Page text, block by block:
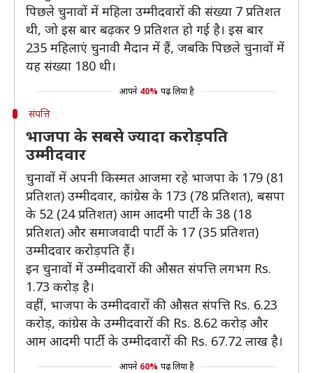
पिछले चुनावों में महिला उम्मीदवारों की संख्या 7 प्रतिशत
थी, जो इस बार बढ़कर 9 प्रतिशत हो गई है। इस बार
235 महिलाएं चुनावी मैदान में हैं, जबकि पिछले चुनावों में
यह संख्या 180 थी।
आपने 40% पढ़ लिया है
संपत्ति
भाजपा के सबसे ज्यादा करोड़पति
उम्मीदवार
चुनावों में अपनी किस्मत आजमा रहे भाजपा के 179 (81
प्रतिशत) उम्मीदवार, कांग्रेस के 173 (78 प्रतिशत), बसपा
के 52 (24 प्रतिशत) आम आदमी पार्टी के 38 (18
प्रतिशत) और समाजवादी पार्टी के 17 (35 प्रतिशत)
उम्मीदवार करोड़पति हैं।
इन चुनावों में उम्मीदवारों की औसत संपत्ति लगभग Rs.
1.73 करोड़ है।
वहीं, भाजपा के उम्मीदवारों की औसत संपत्ति Rs. 6.23
करोड़, कांग्रेस के उम्मीदवारों की Rs. 8.62 करोड़ और
आम आदमी पार्टी के उम्मीदवारों की Rs. 67.72 लाख है।
आपने 60% पढ़ लिया है